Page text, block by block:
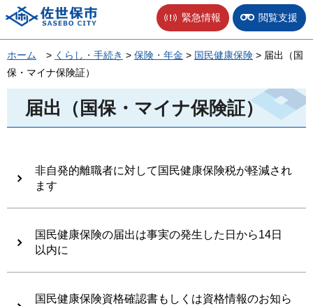
佐世保市 緊急情報 閲覧支援
ホーム > くらし・手続き > 保険・年金 > 国民健康保険 > 届出（国
保・マイナ保険証）
届出（国保・マイナ保険証）
非自発的離職者に対して国民健康保険税が軽減され
ます
国民健康保険の届出は事実の発生した日から14日
以内に
国民健康保険資格確認書もしくは資格情報のお知ら